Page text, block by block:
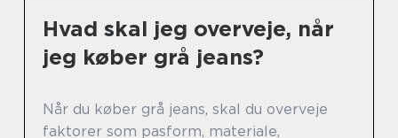
Hvad skal jeg overveje, når
jeg køber grå jeans?
Når du køber grå jeans, skal du overveje
faktorer som pasform, materiale,